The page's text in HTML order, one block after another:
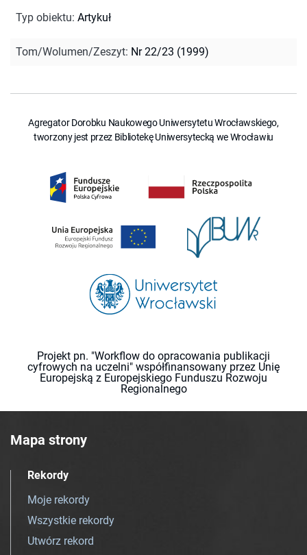
Typ obiektu: Artykuł
Tom/Wolumen/Zeszyt: Nr 22/23 (1999)
Agregator Dorobku Naukowego Uniwersytetu Wrocławskiego,
tworzony jest przez Bibliotekę Uniwersytecką we Wrocławiu
Projekt pn. "Workflow do opracowania publikacji
cyfrowych na uczelni" współfinansowany przez Unię
Europejską z Europejskiego Funduszu Rozwoju
Regionalnego
Mapa strony
Rekordy
Moje rekordy
Wszystkie rekordy
Utwórz rekord